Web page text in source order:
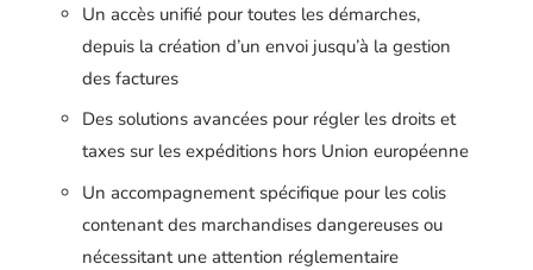
Un accès unifié pour toutes les démarches,
depuis la création d’un envoi jusqu’à la gestion
des factures
Des solutions avancées pour régler les droits et
taxes sur les expéditions hors Union européenne
Un accompagnement spécifique pour les colis
contenant des marchandises dangereuses ou
nécessitant une attention réglementaire